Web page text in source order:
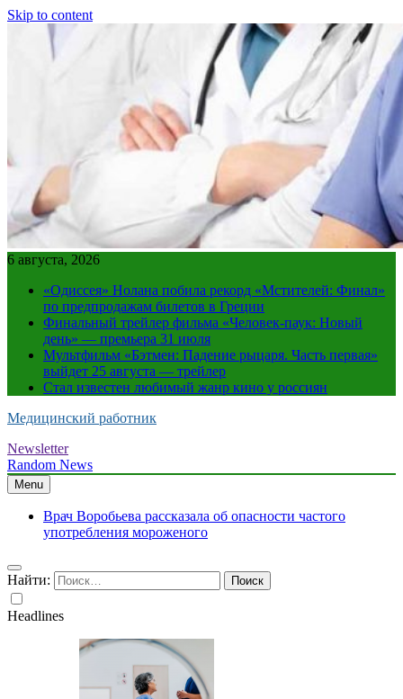
Skip to content
6 августа, 2026
«Одиссея» Нолана побила рекорд «Мстителей: Финал»
по предпродажам билетов в Греции
Финальный трейлер фильма «Человек-паук: Новый
день» — премьера 31 июля
Мультфильм «Бэтмен: Падение рыцаря. Часть первая»
выйдет 25 августа — трейлер
Стал известен любимый жанр кино у россиян
Медицинский работник
Newsletter
Random News
Menu
Врач Воробьева рассказала об опасности частого
употребления мороженого
Найти:
Headlines